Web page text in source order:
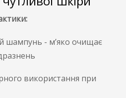
шампунь - м’яко очищає
використання при